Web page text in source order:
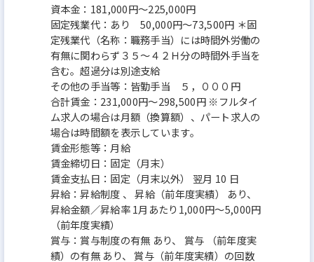
資本金：181,000円〜225,000円
固定残業代：あり 50,000円～73,500円 ＊固
定残業代（名称：職務手当）には時間外労働の
有無に関わらず３５～４２Ｈ分の時間外手当を
含む。超過分は別途支給
その他の手当等：皆勤手当 ５，０００円
合計賃金：231,000円～298,500円 ※フルタイ
ム求人の場合は月額（換算額）、パート求人の
場合は時間額を表示しています。
賃金形態等：月給
賃金締切日：固定（月末）
賃金支払日：固定（月末以外） 翌月 10 日
昇給：昇給制度 、 昇給（前年度実績） あり、
昇給金額／昇給率 1月あたり1,000円～5,000円
（前年度実績）
賞与：賞与制度の有無 あり、 賞与 （前年度実
績）の有無 あり、 賞与（前年度実績）の回数